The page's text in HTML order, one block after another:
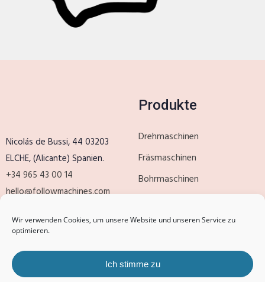
Wir verwenden Cookies, um unsere Website und unseren Service zu
optimieren.
Ich stimme zu
Nicolás de Bussi, 44 03203
ELCHE, (Alicante) Spanien.
+34 965 43 00 14
hello@followmachines.com
Produkte
Drehmaschinen
Fräsmaschinen
Bohrmaschinen
Produkte
Spielautomaten
Kunden